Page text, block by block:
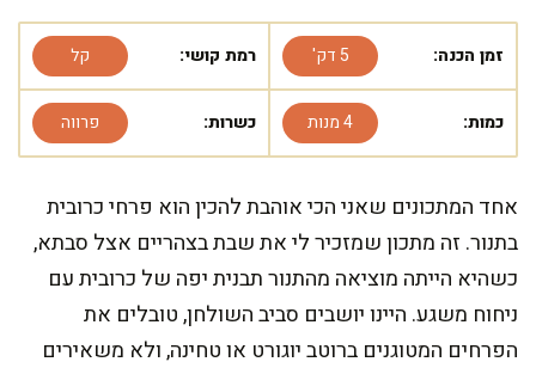
זמן הכנה: 5 דק' רמת קושי: קל
כמות: 4 מנות כשרות: פרווה
אחד המתכונים שאני הכי אוהבת להכין הוא פרחי כרובית
בתנור. זה מתכון שמזכיר לי את שבת בצהריים אצל סבתא,
כשהיא הייתה מוציאה מהתנור תבנית יפה של כרובית עם
ניחוח משגע. היינו יושבים סביב השולחן, טובלים את
הפרחים המטוגנים ברוטב יוגורט או טחינה, ולא משאירים